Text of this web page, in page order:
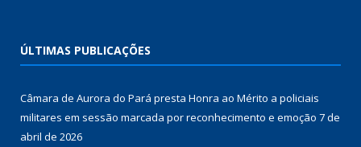
ÚLTIMAS PUBLICAÇÕES
Câmara de Aurora do Pará presta Honra ao Mérito a policiais
militares em sessão marcada por reconhecimento e emoção 7 de
abril de 2026